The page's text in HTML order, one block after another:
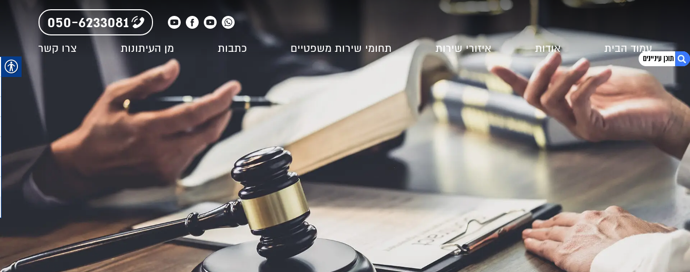
050-6233081
עמוד הבית אודות איזורי שירות תחומי שירות משפטיים כתבות מן העיתונות צרו קשר